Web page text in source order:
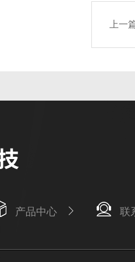
上一
产品中心 联